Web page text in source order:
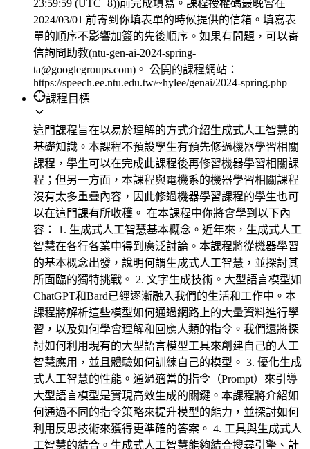
23:59:59 (UTC+8))前完成填寫。課程授權碼最晚會在
2024/03/01 前寄到你填表單的時候提供的信箱。填寫表
單的順序不影響加簽的先後順序。如果有問題，可以寄
信詢問助教(ntu-gen-ai-2024-spring-
ta@googlegroups.com)。 公開的課程網站：
https://speech.ee.ntu.edu.tw/~hylee/genai/2024-spring.php
課程目標
這門課程旨在以易於理解的方式介紹生成式人工智慧的
基礎知識。本課程不預設學生有預先修過機器學習相關
課程，學生可以在完成此課程後再修習機器學習相關課
程；但另一方面，本課程與電機系的機器學習相關課程
沒有太多重疊內容，因此修過機器學習課程的學生也可
以在這門課有所收穫。 在本課程中你將會學到以下內
容： 1. 生成式人工智慧基本概念。近年來，生成式人工
智慧在各行各業中得到廣泛討論。本課程將從機器學習
的基本概念出發，說明何謂生成式人工智慧，並探討其
所面臨的獨特挑戰。 2. 文字生成技術。大型語言模型如
ChatGPT和Bard已經逐漸融入我們的生活和工作中。本
課程將解析這些模型如何通過網路上的大量資料進行學
習，以及如何學會理解和回應人類的指令。我們還將探
討如何利用現有的大型語言模型工具來創建自己的人工
智慧應用，並且體驗如何訓練自己的模型。 3. 優化生成
式人工智慧的性能。通過適當的指令（Prompt）來引導
大型語言模型是實現高效生成的關鍵。本課程將介紹如
何通過不同的指令策略來提升模型的能力，並探討如何
利用反思技術來獲得更準確的答案。 4. 工具與生成式人
工智慧的結合。生成式人工智慧能夠結合搜尋引擎、計